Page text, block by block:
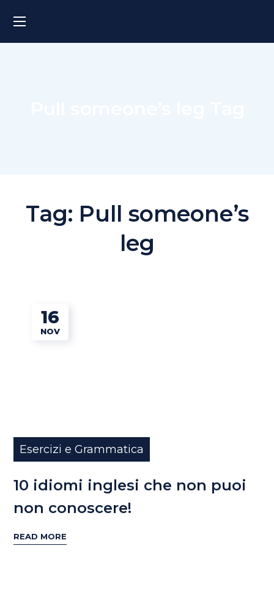
Tag: Pull someone’s
leg
16
NOV
Esercizi e Grammatica
10 idiomi inglesi che non puoi
non conoscere!
READ MORE